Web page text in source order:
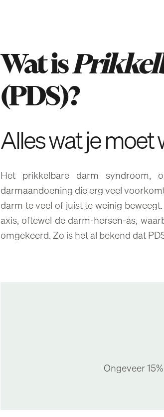
Wat is
(PDS)?
Alles wat je moet
Het prikkelbare darm syndroom,
darmaandoening die erg veel
darm te veel of juist te weinig
axis, oftewel de darm-hersen-as,
omgekeerd. Zo is het al bekend dat
Ongeveer